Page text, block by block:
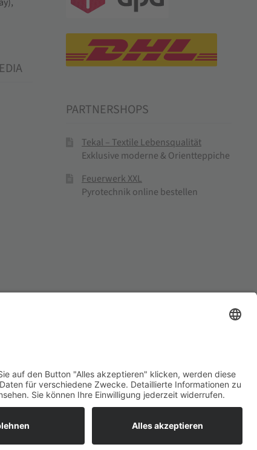
PARTNERSHOPS
Tekal – Textile Lebensqualität
Exklusive moderne & Orientteppiche
Feuerwerk XXL
Pyrotechnik online bestellen
Mühlenprodukte ·Cookie-Einstellungen